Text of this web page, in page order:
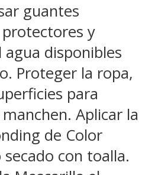
guantes
y
disponibles
Proteger la ropa,
para
Aplicar la
de Color
con toalla.